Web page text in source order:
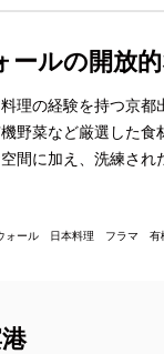
ールの開放
理の経験を持つ京
野菜など厳選した
間に加え、洗練され
ウォール 日本料理 フラマ